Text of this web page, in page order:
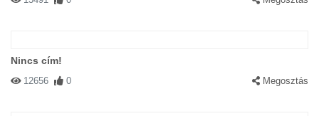
Nincs cím!
12656 0 Megosztás